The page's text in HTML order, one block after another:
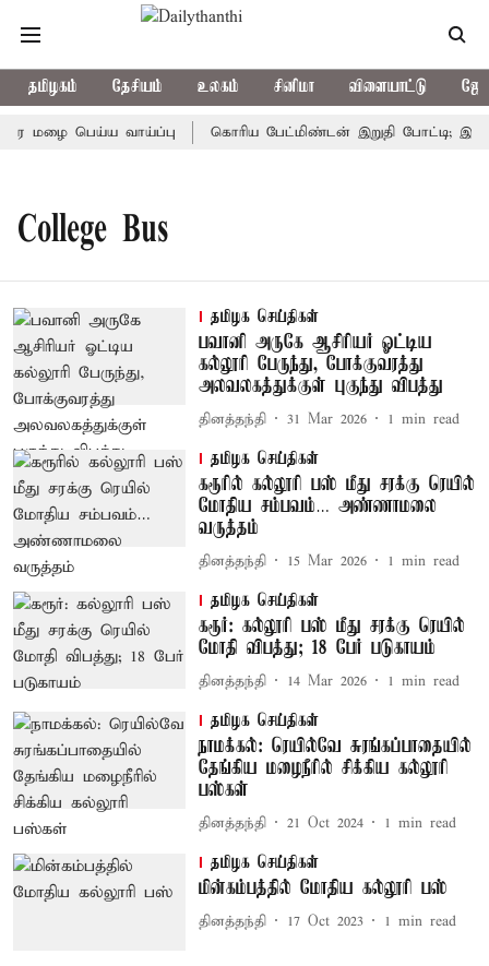
தமிழகம் தேசியம் உலகம் சினிமா விளையாட்டு
மழை பெய்ய வாய்ப்பு கொரிய பேட்மிண்டன் இறுதி போட்டி;
College Bus
தமிழக செய்திகள்
பவானி அருகே ஆசிரியர் ஓட்டிய
கல்லூரி பேருந்து, போக்குவரத்து
அலவலகத்துக்குள் புகுந்து விபத்து
தினத்தந்தி 31 Mar 2026 1 min read
தமிழக செய்திகள்
கரூரில் கல்லூரி பஸ் மீது சரக்கு ரெயில்
மோதிய சம்பவம்… அண்ணாமலை
வருத்தம்
தினத்தந்தி 15 Mar 2026 1 min read
தமிழக செய்திகள்
கரூர்: கல்லூரி பஸ் மீது சரக்கு ரெயில்
மோதி விபத்து; 18 பேர் படுகாயம்
தினத்தந்தி 14 Mar 2026 1 min read
தமிழக செய்திகள்
நாமக்கல்: ரெயில்வே சுரங்கப்பாதையில்
தேங்கிய மழைநீரில் சிக்கிய கல்லூரி
பஸ்கள்
தினத்தந்தி 21 Oct 2024 1 min read
தமிழக செய்திகள்
மின்கம்பத்தில் மோதிய கல்லூரி பஸ்
தினத்தந்தி 17 Oct 2023 1 min read